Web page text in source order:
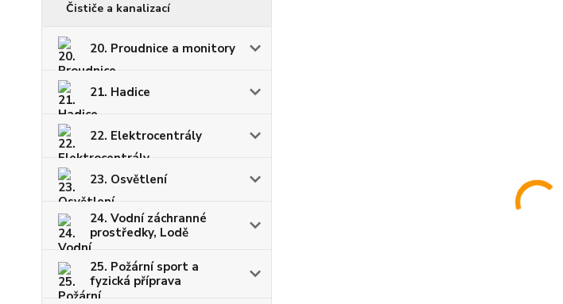
Čističe a kanalizací
20. Proudnice a monitory
21. Hadice
22. Elektrocentrály
23. Osvětlení
24. Vodní záchranné
prostředky, Lodě
25. Požární sport a
fyzická příprava